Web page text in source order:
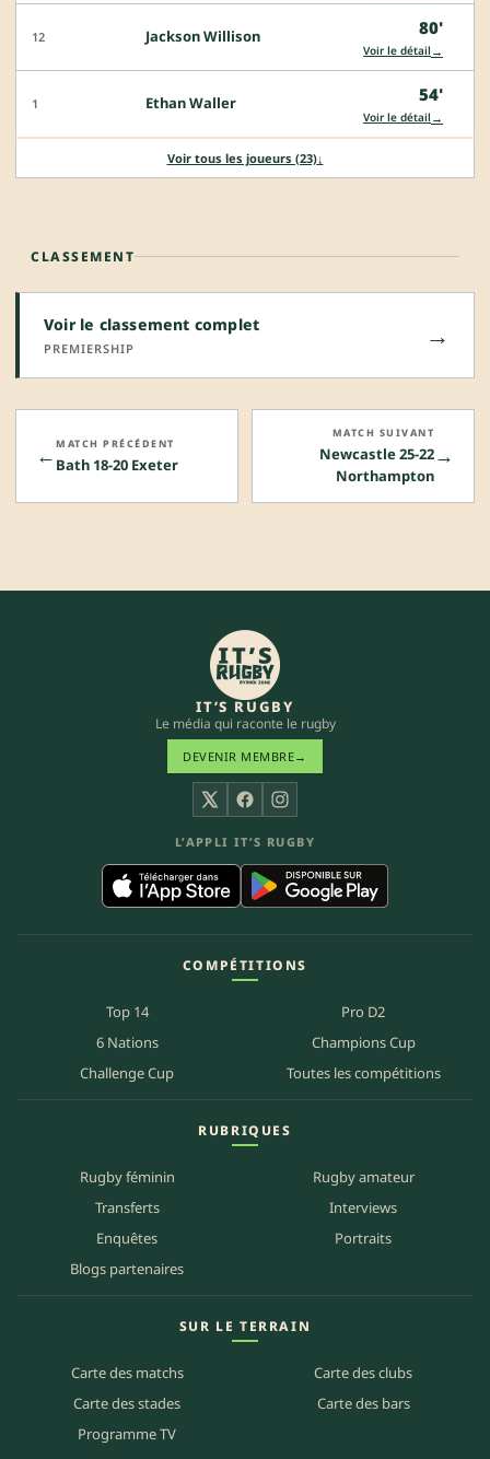
12 Jackson Willison 80'
Voir le détail →
1 Ethan Waller 54'
Voir le détail →
Voir tous les joueurs (23)↓
CLASSEMENT
Voir le classement complet
PREMIERSHIP →
← MATCH PRÉCÉDENT
Bath 18-20 Exeter →
MATCH SUIVANT
Newcastle 25-22
Northampton
IT’S RUGBY
Le média qui raconte le rugby
DEVENIR MEMBRE→
X FacebookInstagram
L’APPLI IT’S RUGBY
COMPÉTITIONS
Top 14
Pro D2
6 Nations
Champions Cup
Challenge Cup
Toutes les compétitions
RUBRIQUES
Rugby féminin
Rugby amateur
Transferts
Interviews
Enquêtes
Portraits
Blogs partenaires
SUR LE TERRAIN
Carte des matchs
Carte des clubs
Carte des stades
Carte des bars
Programme TV